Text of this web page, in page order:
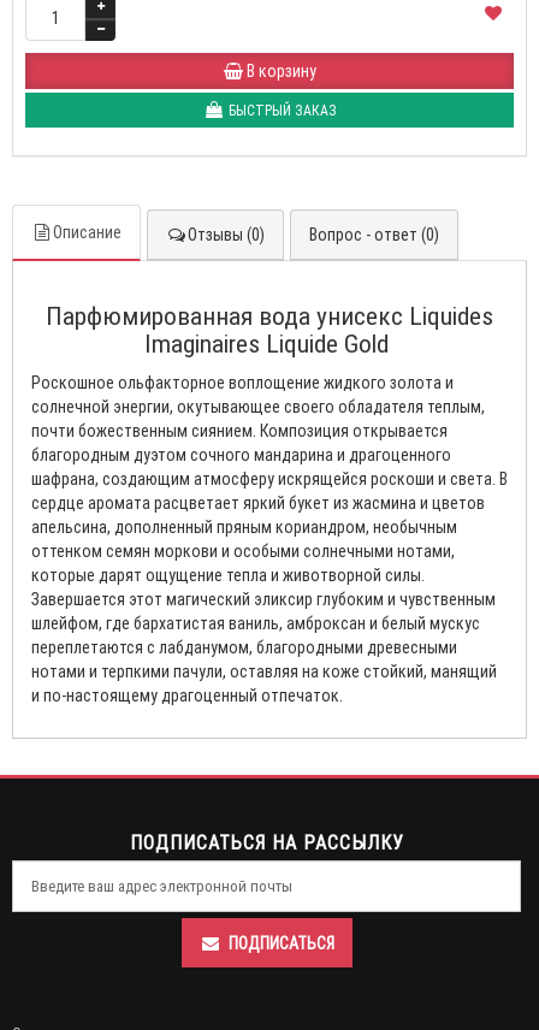
В корзину
БЫСТРЫЙ ЗАКАЗ
Описание Отзывы (0) Вопрос - ответ (0)
Парфюмированная вода унисекс Liquides
Imaginaires Liquide Gold
Роскошное ольфакторное воплощение жидкого золота и
солнечной энергии, окутывающее своего обладателя теплым,
почти божественным сиянием. Композиция открывается
благородным дуэтом сочного мандарина и драгоценного
шафрана, создающим атмосферу искрящейся роскоши и света. В
сердце аромата расцветает яркий букет из жасмина и цветов
апельсина, дополненный пряным кориандром, необычным
оттенком семян моркови и особыми солнечными нотами,
которые дарят ощущение тепла и животворной силы.
Завершается этот магический эликсир глубоким и чувственным
шлейфом, где бархатистая ваниль, амброксан и белый мускус
переплетаются с лабданумом, благородными древесными
нотами и терпкими пачули, оставляя на коже стойкий, манящий
и по-настоящему драгоценный отпечаток.
ПОДПИСАТЬСЯ НА РАССЫЛКУ
ПОДПИСАТЬСЯ